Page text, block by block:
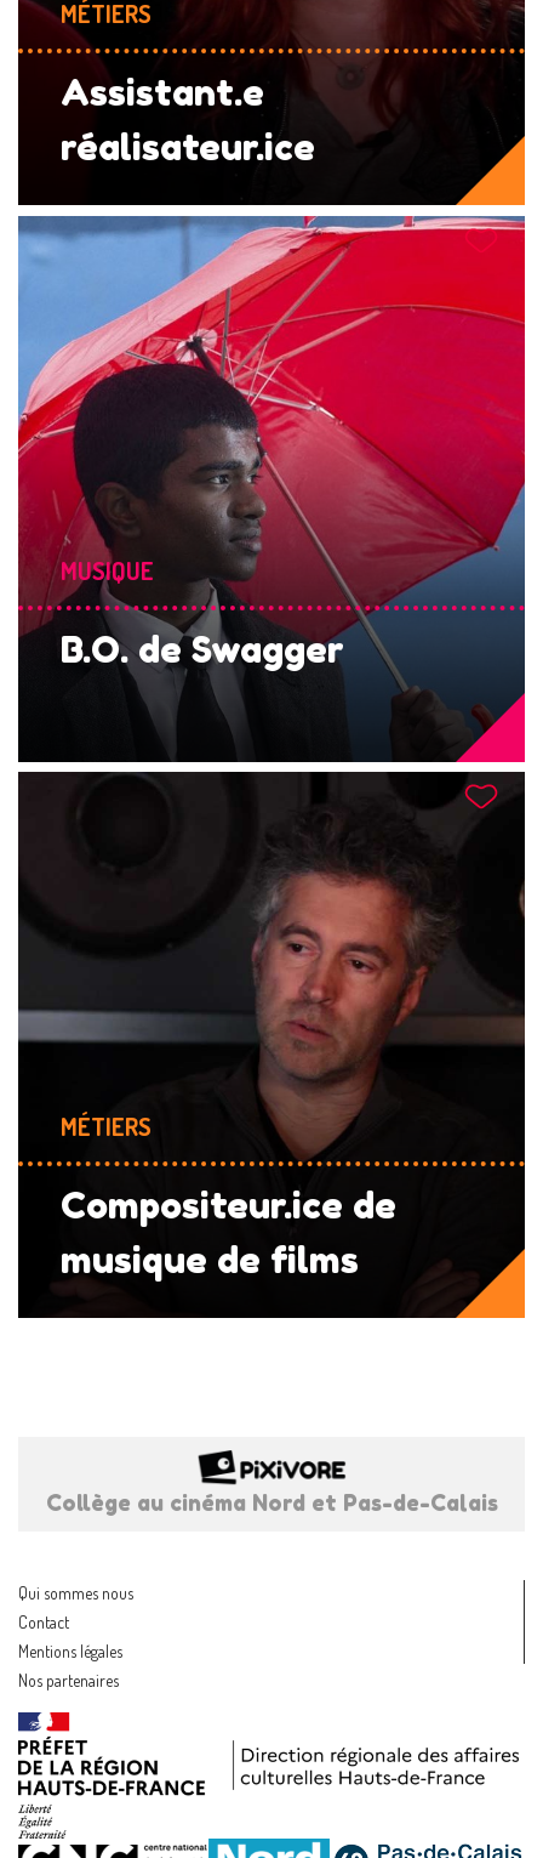
MÉTIERS
Assistant.e
réalisateur.ice
MUSIQUE
B.O. de Swagger
MÉTIERS
Compositeur.ice de
musique de films
Collège au cinéma Nord et Pas-de-Calais
Qui sommes nous
Contact
Mentions légales
Nos partenaires